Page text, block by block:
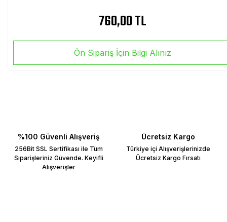
760,00 TL
Ön Sipariş İçin Bilgi Alınız
%100 Güvenli Alışveriş
256Bit SSL Sertifikası ile Tüm
Siparişleriniz Güvende. Keyifli
Alışverişler
Ücretsiz Kargo
Türkiye içi Alışverişlerinizde
Ücretsiz Kargo Fırsatı